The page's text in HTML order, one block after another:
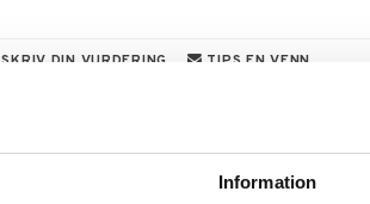
Information
SKRIV DIN VURDERING TIPS EN VENN
eller på din uteplats. Material rustfritt stål og
vattert bunn i svart så den ikke riper underlaget og